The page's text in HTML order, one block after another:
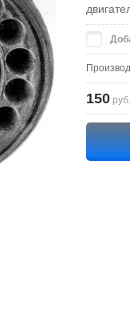
150 руб.